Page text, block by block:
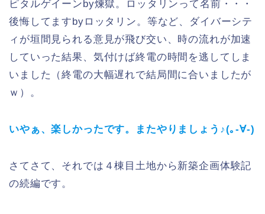
ピタルゲイーンby煉獄。ロッタリンって名前・・・
後悔してますbyロッタリン。等など、ダイバーシテ
ィが垣間見られる意見が飛び交い、時の流れが加速
していった結果、気付けば終電の時間を逃してしま
いました（終電の大幅遅れで結局間に合いましたが
ｗ）。
いやぁ、楽しかったです。またやりましょう♪(｡-∀-)
さてさて、それでは４棟目土地から新築企画体験記
の続編です。